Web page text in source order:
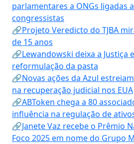
parlamentares a ONGs ligadas
congressistas
🔗Projeto Veredicto do TJBA
de 15 anos
🔗Lewandowski deixa a Justiça
reformulação da pasta
🔗Novas ações da Azul
na recuperação judicial nos EUA
🔗ABToken chega a 80
influência na regulação de
🔗Janete Vaz recebe o Prêmio
Foco 2025 em nome do Grupo